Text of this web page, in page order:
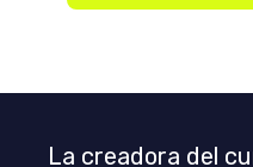
La creadora del